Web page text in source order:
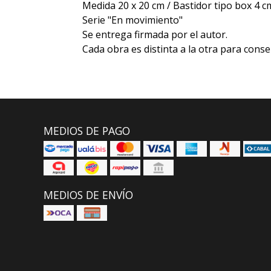
Medida 20 x 20 cm / Bastidor tipo box 4
Serie "En movimiento"
Se entrega firmada por el autor.
Cada obra es distinta a la otra para
MEDIOS DE PAGO
MEDIOS DE ENVÍO